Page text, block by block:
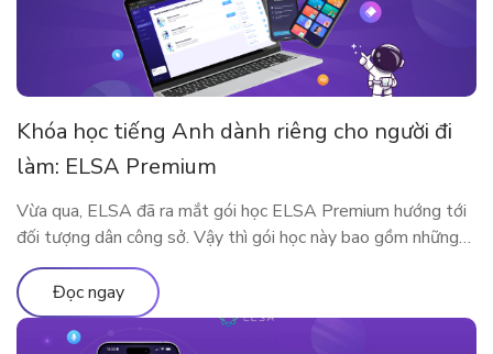
Khóa học tiếng Anh dành riêng cho người đi
làm: ELSA Premium
Vừa qua, ELSA đã ra mắt gói học ELSA Premium hướng tới
đối tượng dân công sở. Vậy thì gói học này bao gồm những
gì? Vì sao ELSA Premium lại phù hợp với người đi làm? Hãy
cùng tìm hiểu qua bài viết sau nhé!
Đọc ngay